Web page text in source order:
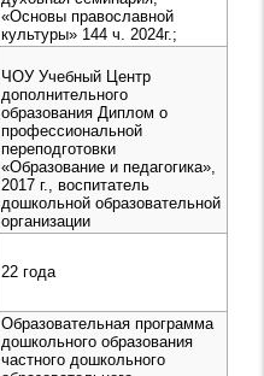
«Основы православной
культуры» 144 ч. 2024г.;
ЧОУ Учебный Центр
дополнительного
образования Диплом о
профессиональной
переподготовки
«Образование и педагогика»,
2017 г., воспитатель
дошкольной образовательной
организации
22 года
Образовательная программа
дошкольного образования
частного дошкольного